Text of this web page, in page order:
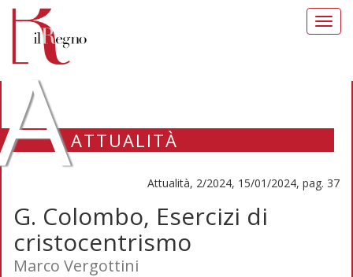
ATTUALITÀ
Attualità, 2/2024, 15/01/2024, pag. 37
G. Colombo, Esercizi di
cristocentrismo
Marco Vergottini